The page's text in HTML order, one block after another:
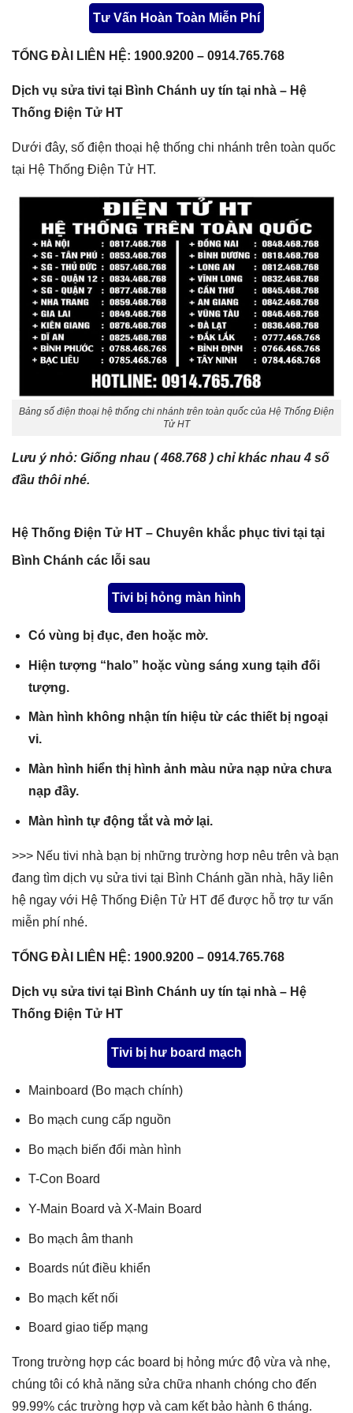
Tư Vấn Hoàn Toàn Miễn Phí
TỔNG ĐÀI LIÊN HỆ: 1900.9200 – 0914.765.768
Dịch vụ sửa tivi tại Bình Chánh uy tín tại nhà – Hệ
Thống Điện Tử HT
Dưới đây, số điện thoại hệ thống chi nhánh trên toàn quốc
tại Hệ Thống Điện Tử HT.
Bảng số điện thoại hệ thống chi nhánh trên toàn quốc của Hệ Thống Điện
Tử HT
Lưu ý nhỏ: Giống nhau ( 468.768 ) chỉ khác nhau 4 số
đầu thôi nhé.
Hệ Thống Điện Tử HT – Chuyên khắc phục tivi tại tại
Bình Chánh các lỗi sau
Tivi bị hỏng màn hình
Có vùng bị đục, đen hoặc mờ.
Hiện tượng “halo” hoặc vùng sáng xung tạih đối
tượng.
Màn hình không nhận tín hiệu từ các thiết bị ngoại
vi.
Màn hình hiển thị hình ảnh màu nửa nạp nửa chưa
nạp đầy.
Màn hình tự động tắt và mở lại.
>>> Nếu tivi nhà bạn bị những trường hơp nêu trên và bạn
đang tìm dịch vụ sửa tivi tại Bình Chánh gần nhà, hãy liên
hệ ngay với Hệ Thống Điện Tử HT để được hỗ trợ tư vấn
miễn phí nhé.
TỔNG ĐÀI LIÊN HỆ: 1900.9200 – 0914.765.768
Dịch vụ sửa tivi tại Bình Chánh uy tín tại nhà – Hệ
Thống Điện Tử HT
Tivi bị hư board mạch
Mainboard (Bo mạch chính)
Bo mạch cung cấp nguồn
Bo mạch biến đổi màn hình
T-Con Board
Y-Main Board và X-Main Board
Bo mạch âm thanh
Boards nút điều khiển
Bo mạch kết nối
Board giao tiếp mạng
Trong trường hợp các board bị hỏng mức độ vừa và nhẹ,
chúng tôi có khả năng sửa chữa nhanh chóng cho đến
99.99% các trường hợp và cam kết bảo hành 6 tháng.